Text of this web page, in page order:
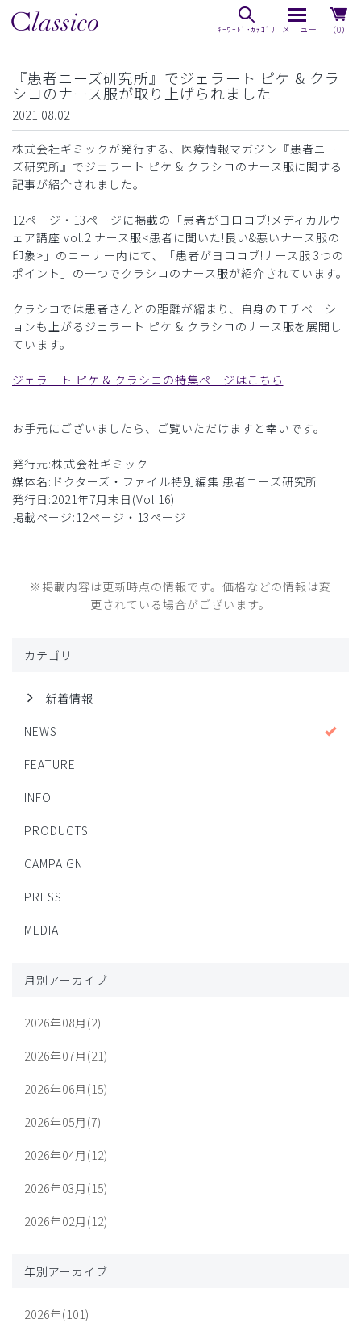
（0）
『患者ニーズ研究所』でジェラート ピケ & クラ
シコのナース服が取り上げられました
2021.08.02
株式会社ギミックが発行する、医療情報マガジン『患者ニー
ズ研究所』でジェラート ピケ & クラシコのナース服に関する
記事が紹介されました。
12ページ・13ページに掲載の「患者がヨロコブ!メディカルウ
ェア講座 vol.2 ナース服<患者に聞いた!良い&悪いナース服の
印象>」のコーナー内にて、「患者がヨロコブ!ナース服 3つの
ポイント」の一つでクラシコのナース服が紹介されています。
クラシコでは患者さんとの距離が縮まり、自身のモチベーシ
ョンも上がるジェラート ピケ & クラシコのナース服を展開し
ています。
ジェラート ピケ & クラシコの特集ページはこちら
お手元にございましたら、ご覧いただけますと幸いです。
発行元:株式会社ギミック
媒体名:ドクターズ・ファイル特別編集 患者ニーズ研究所
発行日:2021年7月末日(Vol.16)
掲載ページ:12ページ・13ページ
※掲載内容は更新時点の情報です。価格などの情報は変
更されている場合がございます。
カテゴリ
新着情報
NEWS
FEATURE
INFO
PRODUCTS
CAMPAIGN
PRESS
MEDIA
月別アーカイブ
2026年08月(2)
2026年07月(21)
2026年06月(15)
2026年05月(7)
2026年04月(12)
2026年03月(15)
2026年02月(12)
年別アーカイブ
2026年(101)